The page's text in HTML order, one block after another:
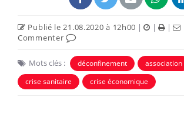
Publié le 21.08.2020 à 12h00 | | |
Commenter
Mots clés : déconfinement
association
crise sanitaire
crise économique